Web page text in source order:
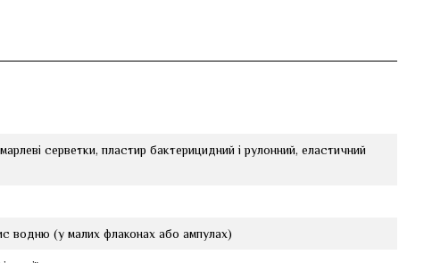
серветки, пластир бактерицидний і рулонний, еластичний
водню (у малих флаконах або ампулах)